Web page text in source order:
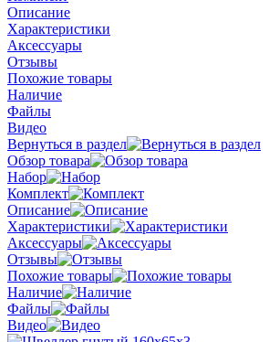
Описание
Характеристики
Аксессуары
Отзывы
Похожие товары
Наличие
Файлы
Видео
Вернуться в раздел
Обзор товара
Набор
Комплект
Описание
Характеристики
Аксессуары
Отзывы
Похожие товары
Наличие
Файлы
Видео